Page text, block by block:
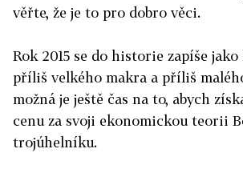
věřte, že je to pro dobro věci.
Rok 2015 se do historie zapíše
příliš velkého makra a příliš
možná je ještě čas na to, abych
cenu za svoji ekonomickou teorii
trojúhelníku.